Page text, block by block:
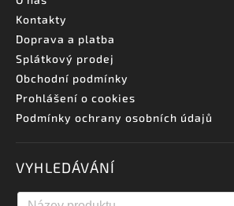
Kontakty
Doprava a platba
Splátkový prodej
Obchodní podmínky
Prohlášení o cookies
Podmínky ochrany osobních údajů
VYHLEDÁVÁNÍ